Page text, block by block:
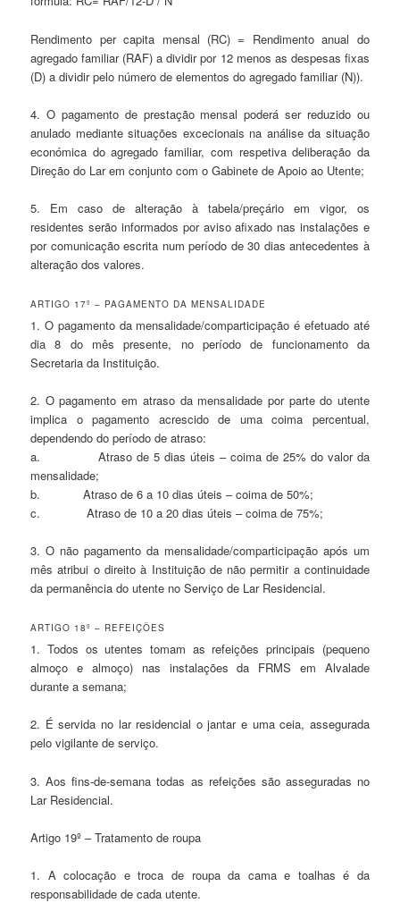
Rendimento per capita mensal (RC) = Rendimento anual do
agregado familiar (RAF) a dividir por 12 menos as despesas fixas
(D) a dividir pelo número de elementos do agregado familiar (N)).
4. O pagamento de prestação mensal poderá ser reduzido ou
anulado mediante situações excecionais na análise da situação
económica do agregado familiar, com respetiva deliberação da
Direção do Lar em conjunto com o Gabinete de Apoio ao Utente;
5. Em caso de alteração à tabela/preçário em vigor, os
residentes serão informados por aviso afixado nas instalações e
por comunicação escrita num período de 30 dias antecedentes à
alteração dos valores.
ARTIGO 17º – PAGAMENTO DA MENSALIDADE
1. O pagamento da mensalidade/comparticipação é efetuado até
dia 8 do mês presente, no período de funcionamento da
Secretaria da Instituição.
2. O pagamento em atraso da mensalidade por parte do utente
implica o pagamento acrescido de uma coima percentual,
dependendo do período de atraso:
a. Atraso de 5 dias úteis – coima de 25% do valor da
mensalidade;
b. Atraso de 6 a 10 dias úteis – coima de 50%;
c. Atraso de 10 a 20 dias úteis – coima de 75%;
3. O não pagamento da mensalidade/comparticipação após um
mês atribui o direito à Instituição de não permitir a continuidade
da permanência do utente no Serviço de Lar Residencial.
ARTIGO 18º – REFEIÇÕES
1. Todos os utentes tomam as refeições principais (pequeno
almoço e almoço) nas instalações da FRMS em Alvalade
durante a semana;
2. É servida no lar residencial o jantar e uma ceia, assegurada
pelo vigilante de serviço.
3. Aos fins-de-semana todas as refeições são asseguradas no
Lar Residencial.
Artigo 19º – Tratamento de roupa
1. A colocação e troca de roupa da cama e toalhas é da
responsabilidade de cada utente.